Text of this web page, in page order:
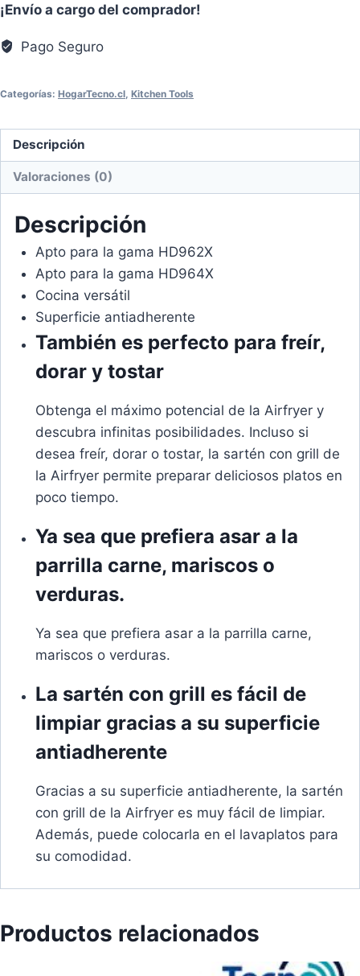
HD9940
cantidad
¡Envío a cargo del comprador!
Pago Seguro
Categorías: HogarTecno.cl Kitchen Tools
Descripción
Valoraciones (0)
Descripción
Apto para la gama HD962X
Apto para la gama HD964X
Cocina versátil
Superficie antiadherente
También es perfecto para freír,
dorar y tostar
Obtenga el máximo potencial de la Airfryer y
descubra infinitas posibilidades. Incluso si
desea freír, dorar o tostar, la sartén con grill de
la Airfryer permite preparar deliciosos platos en
poco tiempo.
Ya sea que prefiera asar a la
parrilla carne, mariscos o
verduras.
Ya sea que prefiera asar a la parrilla carne,
mariscos o verduras.
La sartén con grill es fácil de
limpiar gracias a su superficie
antiadherente
Gracias a su superficie antiadherente, la sartén
con grill de la Airfryer es muy fácil de limpiar.
Además, puede colocarla en el lavaplatos para
su comodidad.
Productos relacionados